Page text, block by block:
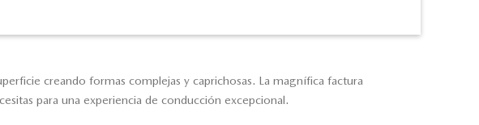
creando formas complejas y caprichosas. La magnífica factura
para una experiencia de conducción excepcional.